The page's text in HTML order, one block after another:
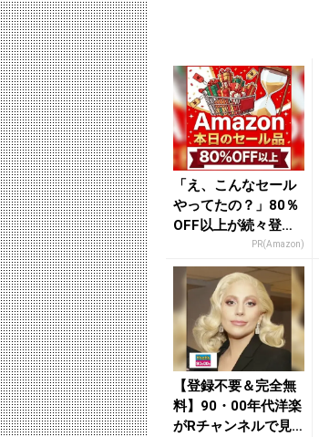
「え、こんなセール
やってたの？」80％
OFF以上が続々登
場！Amazonの本気
が...
PR(Amazon)
【登録不要＆完全無
料】90・00年代洋楽
がRチャンネルで見